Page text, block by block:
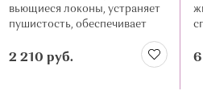
вьющиеся локоны, устраняет
пушистость, обеспечивает
увлажнение
2 210 руб. 6